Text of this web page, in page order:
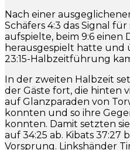
Nach einer
Schäfers 4:3 das Signal
aufspielte, beim 9:6 einen
herausgespielt hatte und
23:15-Halbzeitführung
In der zweiten Halbzeit
der Gäste fort, die hinten
auf Glanzparaden von
konnten und so ihre
konnten. Damit setzten
auf 34:25 ab. Kibats
Vorsprung. Linkshänder